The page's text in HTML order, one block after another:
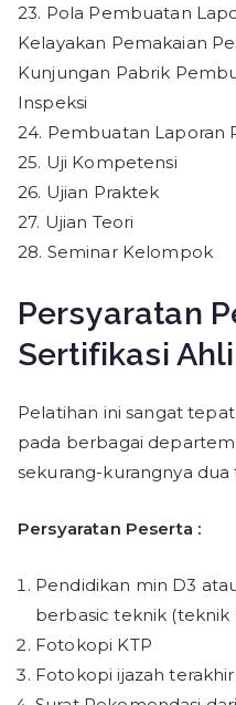
23. Pola Pembuatan
Kelayakan Pemakaian
Kunjungan Pabrik
Inspeksi
24. Pembuatan Laporan
25. Uji Kompetensi
26. Ujian Praktek
27. Ujian Teori
28. Seminar Kelompok
Persyaratan
Sertifikasi
Pelatihan ini sangat
pada berbagai
sekurang-kurangnya
Persyaratan Peserta :
Pendidikan min D3
berbasic teknik (teknik
Fotokopi KTP
Fotokopi ijazah terakhir